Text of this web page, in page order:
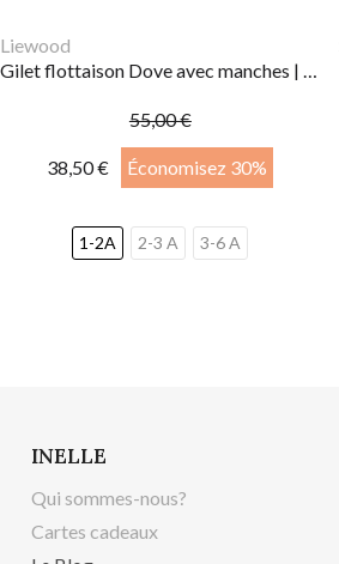
Liewood
55,00 €
38,50 € Économisez 30%
1-2A 2-3 A 3-6 A
INELLE
Qui sommes-nous?
Cartes cadeaux